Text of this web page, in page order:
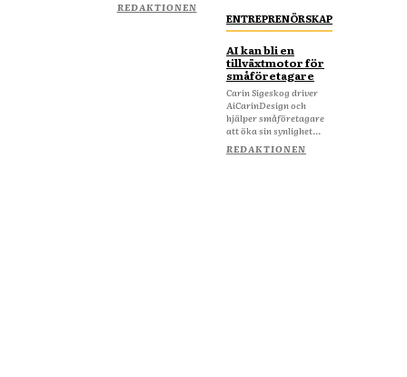
REDAKTIONEN
ENTREPRENÖRSKAP
AI kan bli en
tillväxtmotor för
småföretagare
Carin Sigeskog driver
AiCarinDesign och
hjälper småföretagare
att öka sin synlighet...
REDAKTIONEN